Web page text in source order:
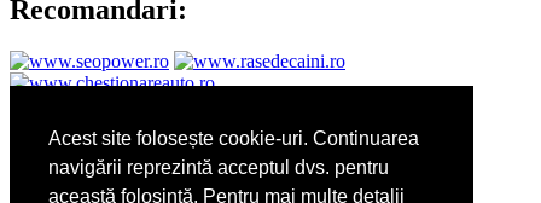
Acest site folosește cookie-uri. Continuarea
navigării reprezintă acceptul dvs. pentru
această folosință. Pentru mai multe detalii
Recomandari:
Sarcina pe luni: